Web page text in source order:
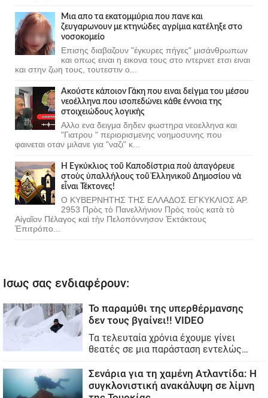
Μια απο τα εκατομμύρια που πανε και
ζευγαρωνουν με κτηνώδες αγρίμια κατέληξε στο
νοσοκομείο
Επισης διαβαζουν "έγκυρες πήγες" μισάνθρωπων
και οπως ειναι η εικονα τους στο ιντερνετ ετσι ειναι
και στην ζωη τους, τουτεστιν ο...
Ακούστε κάποιον Γάκη που ειναι δείγμα του μέσου
νεοέλληνα που ισοπεδώνει κάθε έννοια της
στοιχειώδους λογικής
Αλλο ενα δειγμα δηδεν φωστηρα νεοελληνα και
"Γιατρου " περιορισμενης νοημοσυνης που
φαινεται οταν μιλανε για "ναζι" κ...
Ἡ Ἐγκύκλιος τοῦ Καποδίστρια ποὺ ἀπαγόρευε
στοὺς ὑπαλλήλους τοῦ Ἑλληνικοῦ Δημοσίου νὰ
εἶναι Τέκτονες!
Ο ΚΥΒΕΡΝΗΤΗΣ ΤΗΣ ΕΛΛΑΔΟΣ ΕΓΚΥΚΛΙΟΣ ΑΡ.
2953 Πρὸς τὸ Πανελλήνιον Πρὸς τοὺς κατὰ τὸ
Αἰγαῖον Πέλαγος καὶ τὴν Πελοπόννησον Ἐκτάκτους
Ἐπιτρόπο...